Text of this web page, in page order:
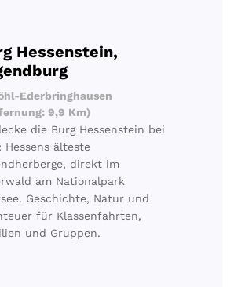
Hessenstein,
Ederbringhausen
9,9 Km)
die Burg Hessenstein bei
Hessens älteste
direkt im
am Nationalpark
Geschichte, Natur und
für Klassenfahrten,
und Gruppen.